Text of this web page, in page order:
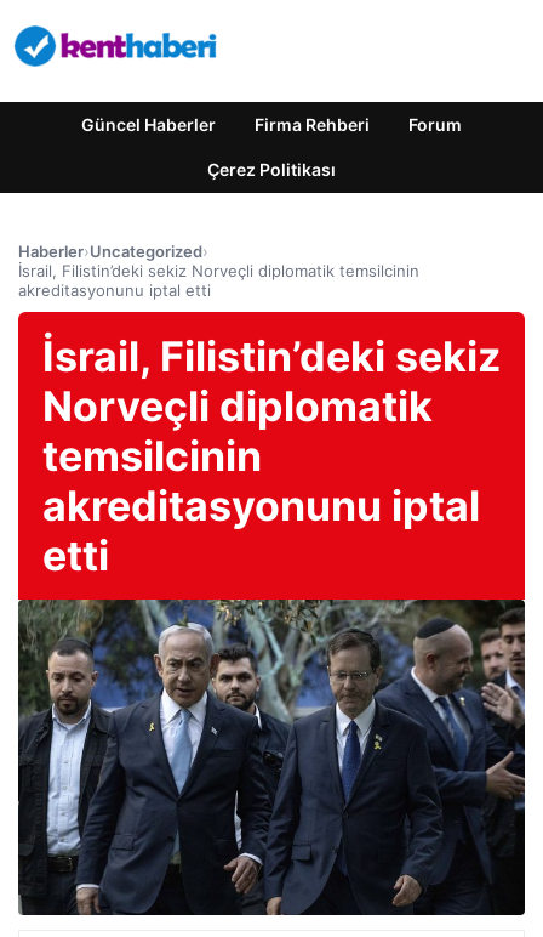
Güncel Haberler Firma Rehberi Forum
Çerez Politikası
Haberler›Uncategorized›
İsrail, Filistin’deki sekiz Norveçli diplomatik temsilcinin
akreditasyonunu iptal etti
İsrail, Filistin’deki sekiz
Norveçli diplomatik
temsilcinin
akreditasyonunu iptal
etti